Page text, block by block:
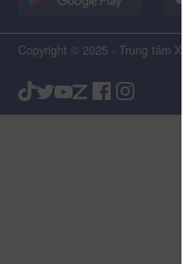
Copyright © 2025 - Trung tâm